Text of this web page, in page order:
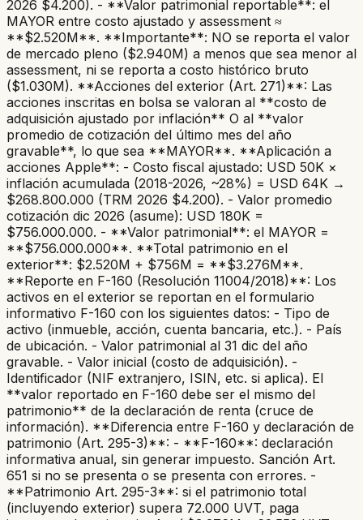
2026 $4.200). - **Valor patrimonial reportable**: el
MAYOR entre costo ajustado y assessment ≈
**$2.520M**. **Importante**: NO se reporta el valor
de mercado pleno ($2.940M) a menos que sea menor al
assessment, ni se reporta a costo histórico bruto
($1.030M). **Acciones del exterior (Art. 271)**: Las
acciones inscritas en bolsa se valoran al **costo de
adquisición ajustado por inflación** O al **valor
promedio de cotización del último mes del año
gravable**, lo que sea **MAYOR**. **Aplicación a
acciones Apple**: - Costo fiscal ajustado: USD 50K ×
inflación acumulada (2018-2026, ~28%) = USD 64K →
$268.800.000 (TRM 2026 $4.200). - Valor promedio
cotización dic 2026 (asume): USD 180K =
$756.000.000. - **Valor patrimonial**: el MAYOR =
**$756.000.000**. **Total patrimonio en el
exterior**: $2.520M + $756M = **$3.276M**.
**Reporte en F-160 (Resolución 11004/2018)**: Los
activos en el exterior se reportan en el formulario
informativo F-160 con los siguientes datos: - Tipo de
activo (inmueble, acción, cuenta bancaria, etc.). - País
de ubicación. - Valor patrimonial al 31 dic del año
gravable. - Valor inicial (costo de adquisición). -
Identificador (NIF extranjero, ISIN, etc. si aplica). El
**valor reportado en F-160 debe ser el mismo del
patrimonio** de la declaración de renta (cruce de
información). **Diferencia entre F-160 y declaración de
patrimonio (Art. 295-3)**: - **F-160**: declaración
informativa anual, sin generar impuesto. Sanción Art.
651 si no se presenta o se presenta con errores. -
**Patrimonio Art. 295-3**: si el patrimonio total
(incluyendo exterior) supera 72.000 UVT, paga